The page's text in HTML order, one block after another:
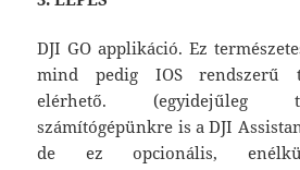
DJI GO applikáció. Ez
mind pedig IOS rendszerű
elérhető. (egyidejűleg
számítógépünkre is a DJI
de ez opcionális,